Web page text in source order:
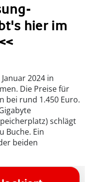
hier im
2024 in
Die Preise für
bei rund 1.450 Euro.
schlägt
Buche. Ein
beiden